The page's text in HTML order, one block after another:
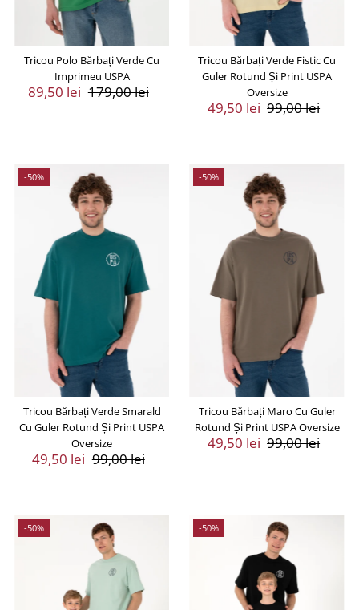
Tricou Polo Bărbați Verde Cu
Imprimeu USPA
Preț
89,50 lei Preț
179,00 lei
Tricou Bărbați Verde Fistic Cu
Guler Rotund Și Print USPA
Oversize
Preț
49,50 lei Preț
99,00 lei
-50%
Tricou Bărbați Verde Smarald
Cu Guler Rotund Și Print USPA
Oversize
Preț
49,50 lei Preț
99,00 lei
-50%
Tricou Bărbați Maro Cu Guler
Rotund Și Print USPA Oversize
Preț
49,50 lei Preț
99,00 lei
-50% -50%